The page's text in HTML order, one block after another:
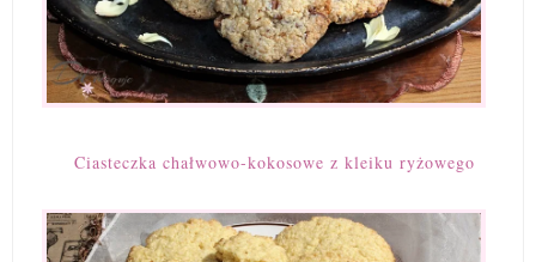
Ciasteczka chałwowo-kokosowe z kleiku ryżowego